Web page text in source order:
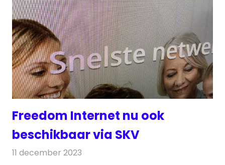
Freedom Internet nu ook
beschikbaar via SKV
11 december 2023